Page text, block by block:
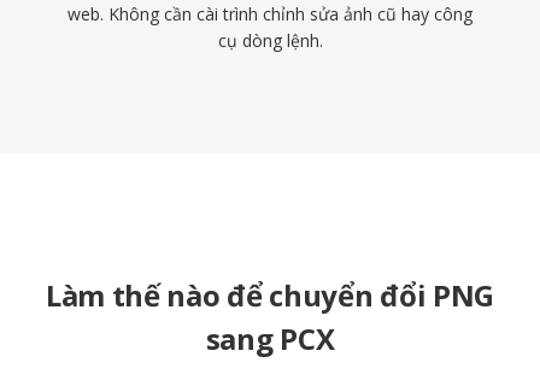
web. Không cần cài trình chỉnh sửa ảnh cũ hay công
cụ dòng lệnh.
Làm thế nào để chuyển đổi PNG
sang PCX